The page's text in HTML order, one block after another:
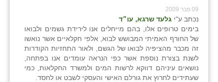
09 פבר 2009
נכתב ע"י גלעד שרגא, עו״ד
בימים טרופים אלו, בהם מייחלים אנו לירידת גשמים ולבואו
של החורף האמיתי המבושש לבוא, אלפי חקלאיים אשר נואשו
זה מכבר מהציפיה לבואו של הגשם, ולאור התחזיות הקודרות
לשנת בצורת נוספת אשר כפי הנראה עומדים אנו בפתחה,
נושאים עיניהם דווקא לרשות המים ולמשרד החקלאות, כמי
שעתידים לחרוץ את גורלם האישי והעסקי לשבט או לחסד.
בן נון
בני נצרים
בני ציון
בצרה